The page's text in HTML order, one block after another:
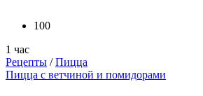
100
1 час
Рецепты /Пицца
Пицца с ветчиной и помидорами